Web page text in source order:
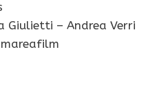
Giulietti – Andrea Verri